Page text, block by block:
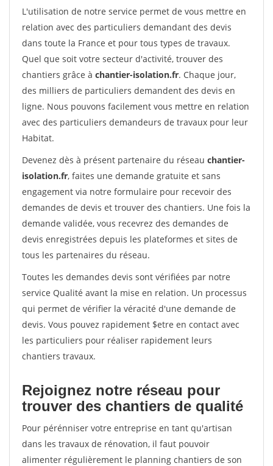
L'utilisation de notre service permet de vous mettre en
relation avec des particuliers demandant des devis
dans toute la France et pour tous types de travaux.
Quel que soit votre secteur d'activité, trouver des
chantiers grâce à chantier-isolation.fr. Chaque jour,
des milliers de particuliers demandent des devis en
ligne. Nous pouvons facilement vous mettre en relation
avec des particuliers demandeurs de travaux pour leur
Habitat.
Devenez dès à présent partenaire du réseau chantier-
isolation.fr, faites une demande gratuite et sans
engagement via notre formulaire pour recevoir des
demandes de devis et trouver des chantiers. Une fois la
demande validée, vous recevrez des demandes de
devis enregistrées depuis les plateformes et sites de
tous les partenaires du réseau.
Toutes les demandes devis sont vérifiées par notre
service Qualité avant la mise en relation. Un processus
qui permet de vérifier la véracité d'une demande de
devis. Vous pouvez rapidement $etre en contact avec
les particuliers pour réaliser rapidement leurs
chantiers travaux.
Rejoignez notre réseau pour
trouver des chantiers de qualité
Pour pérénniser votre entreprise en tant qu'artisan
dans les travaux de rénovation, il faut pouvoir
alimenter régulièrement le planning chantiers de son